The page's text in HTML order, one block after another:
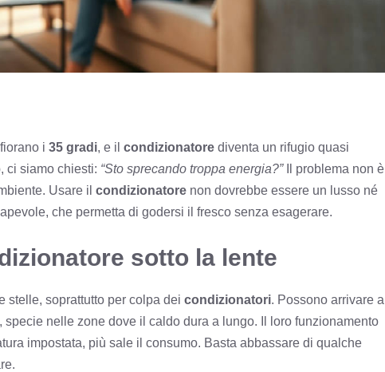
i 35 gradi, e il condizionatore diventa un rifugio quasi
ci siamo chiesti: “Sto sprecando troppa energia?”Il problema non è
Usare il condizionatore non dovrebbe essere un lusso né
che permetta di godersi il fresco senza esagerare.
sotto la lente
stelle, soprattutto per colpa dei condizionatori. Possono arrivare a
, specie nelle zone dove il caldo dura a lungo. Il loro funzionamento
impostata, più sale il consumo. Basta abbassare di qualche